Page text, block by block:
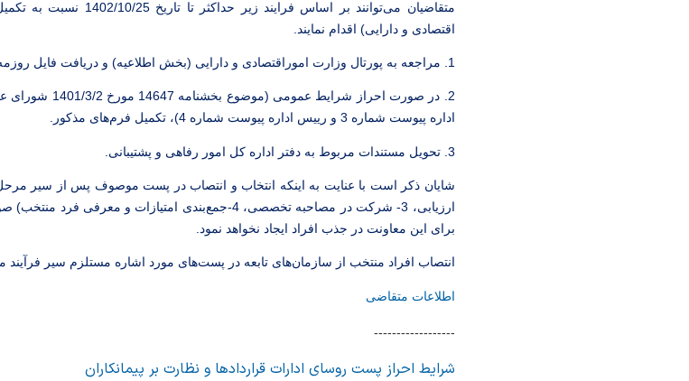
متقاضیان می‌توانند بر
اقتصادی و دارایی) اقدام نمایند.
1. مراجعه به پورتال وزارت اموراقتصادی و دارایی (بخش اطلاعیه) و دریافت فایل روزمه و خودارزیابی (فرم‌های شماره 1و2- پیوست شماره 1).
اداره پیوست شماره 3 و رییس اداره پیوست شماره 4)، تکمیل فرم‌های مذکور.
3. تحویل مستندات مربوط به دفتر اداره کل امور رفاهی و پشتیبانی.
ارزیابی، 3- شرکت در مصاحبه تخصصی، 4-جمع‌بندی
برای این معاونت در جذب افراد ایجاد نخواهد نمود.
انتصاب افراد منتخب از سازمان‌های تابعه در پست‌های مورد اشاره مستلزم سیر فرآیند
اطلاعات متقاضی
------------------
شرایط احراز پست روسای ادارات قراردادها و نظارت بر پیمانکاران